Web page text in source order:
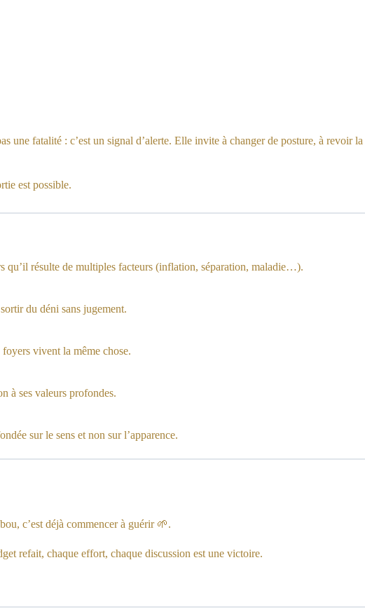
une fatalité : c’est un signal d’alerte. Elle invite à changer de posture, à revoir la
est possible.
qu’il résulte de multiples facteurs (inflation, séparation, maladie…).
du déni sans jugement.
vivent la même chose.
à ses valeurs profondes.
sur le sens et non sur l’apparence.
c’est déjà commencer à guérir 🌱.
refait, chaque effort, chaque discussion est une victoire.